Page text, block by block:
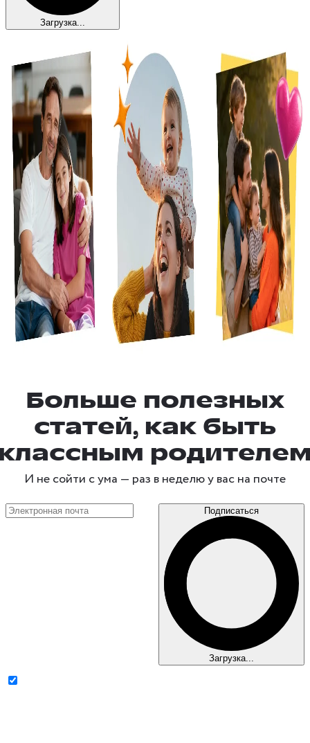
Загрузка...
Больше полезных
статей, как быть
И не сойти с ума — раз в неделюу вас на почте
Подписаться
Загрузка...